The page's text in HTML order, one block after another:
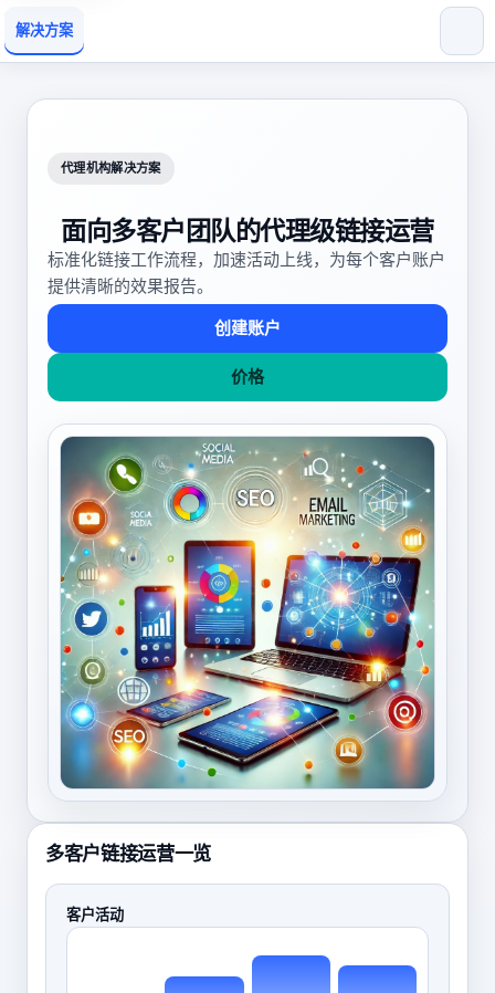
解决方案
代理机构解决方案
面向多客户团队的代理级链接运营
标准化链接工作流程，加速活动上线，为每个客户账户
提供清晰的效果报告。
创建账户
价格
多客户链接运营一览
客户活动